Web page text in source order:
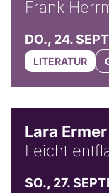
Frank
DO., 24.
LITERATUR
Lara Ermer
Leicht
SO., 27.